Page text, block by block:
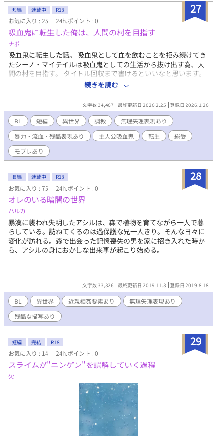
27
短編 連載中 R18
お気に入り : 25 24h.ポイント : 0
吸血鬼に転生した俺は、人間の村を目指す
ナポ
吸血鬼に転生した話。 吸血鬼として血を飲むことを拒み続けてき
たシーノ・マイテイルは吸血鬼としての生活から抜け出す為、人
間の村を目指す。 タイトル回収まで書けるといいなと思います。
※モブレあり 無理矢理なエッ あり。 固定CPにするか迷い中 話の
流れが思った通りに行かない気がするので、多々おかしな所が出
てきそうです。 申し訳ありません。気長にお付き合い頂けると嬉
しいです。
続きを読む
文字数 34,467 最終更新日 2026.2.25 登録日 2026.1.26
BL 短編 異世界 調教
無理矢理表現あり
暴力・流血・残酷表現あり
主人公吸血鬼 転生
総受
モブレあり
28
長編 連載中 R18
お気に入り : 75 24h.ポイント : 0
オレのいる暗闇の世界
ハルカ
暴漢に襲われ失明したアシルは、森で植物を育てながら一人で暮
らしている。訪ねてくるのは過保護な兄一人きり。そんな日々に
変化が訪れる。森で出会った記憶喪失の男を家に招き入れた時か
ら、アシルの身におかしな出来事が起こり始める。
文字数 33,326 最終更新日 2019.11.3 登録日 2019.8.18
BL 異世界 近親相姦要素あり
無理矢理表現あり
残酷な描写あり
29
短編 完結 R18
お気に入り : 14 24h.ポイント : 0
スライムが"ニンゲン"を誤解していく過程
欠